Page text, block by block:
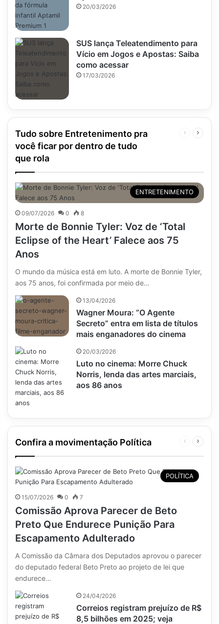
20/03/2026
SUS lança Teleatendimento para
Vício em Jogos e Apostas: Saiba
como acessar
17/03/2026
Tudo sobre Entretenimento pra
você ficar por dentro de tudo
que rola
Página
ENTRETENIMENTO
09/07/2026 0 8
Morte de Bonnie Tyler: Voz de ‘Total
Eclipse of the Heart’ Falece aos 75
Anos
O mundo da música está em luto. A morte de Bonnie Tyler,
aos 75 anos, foi confirmada por meio de…
13/04/2026
Wagner Moura: “O Agente
Secreto” entra em lista de títulos
mais enganadores do cinema
20/03/2026
Luto no cinema: Morre Chuck
Norris, lenda das artes marciais,
aos 86 anos
Confira a movimentação Política
Página
POLÍTICA
15/07/2026 0 7
Comissão Aprova Parecer de Beto
Preto Que Endurece Punição Para
Escapamento Adulterado
A Comissão da Câmara dos Deputados aprovou o parecer
do deputado federal Beto Preto ao projeto de lei que
endurece…
24/04/2026
Correios registram prejuízo de R$
8,5 bilhões em 2025; veja